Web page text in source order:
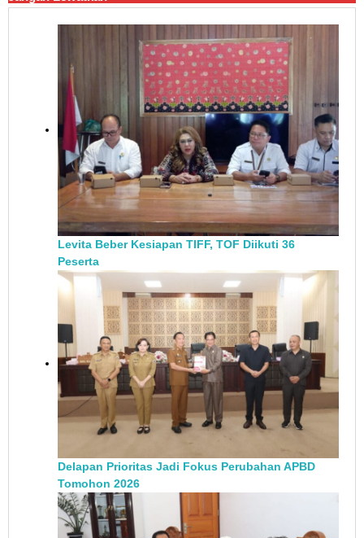
Levita Beber Kesiapan TIFF, TOF Diikuti 36
Peserta
Delapan Prioritas Jadi Fokus Perubahan APBD
Tomohon 2026